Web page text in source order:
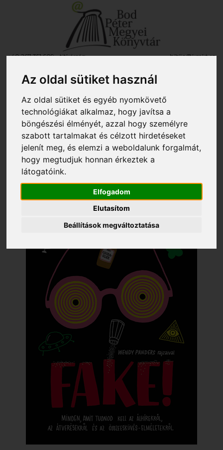
Az oldal sütiket használ
Az oldal sütiket és egyéb nyomkövető
technológiákat alkalmaz, hogy javítsa a
böngészési élményét, azzal hogy személyre
szabott tartalmakat és célzott hirdetéseket
jelenít meg, és elemzi a weboldalunk forgalmát,
hogy megtudjuk honnan érkeztek a
látogatóink.
Elfogadom
Elutasítom
Beállítások megváltoztatása
+40 267 351 609 - titkárság
biblio@kmkt.ro
+40 267 311 927 - fiókkönyvtár
EN
Itt vagy: Könyvajánló » Annemarie Bon: Fake!
Annemarie Bon: Fake!